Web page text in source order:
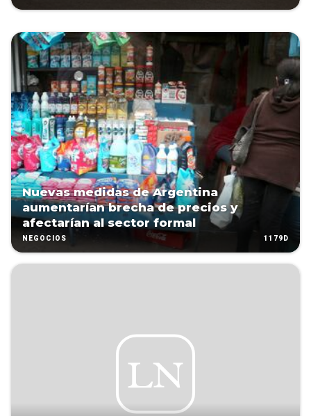
Nuevas medidas de Argentina
aumentarían brecha de precios y
afectarían al sector formal
NEGOCIOS 1179D